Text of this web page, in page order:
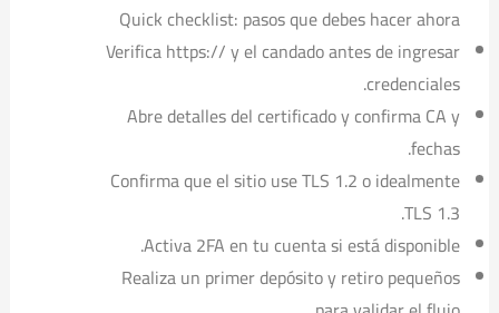
Quick checklist: pasos que debes hacer ahora
Verifica https:// y el candado antes de ingresar
credenciales.
Abre detalles del certificado y confirma CA y
fechas.
Confirma que el sitio use TLS 1.2 o idealmente
TLS 1.3.
Activa 2FA en tu cuenta si está disponible.
Realiza un primer depósito y retiro pequeños